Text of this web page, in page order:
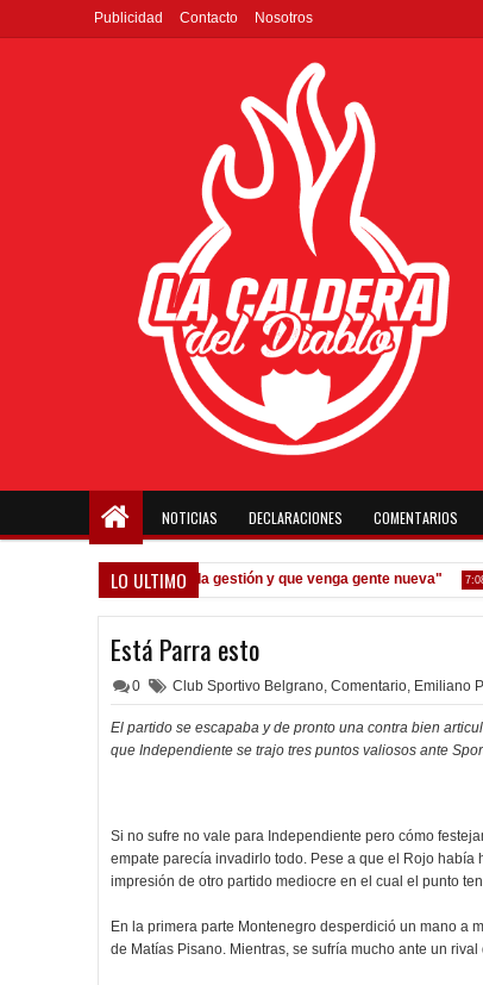
Publicidad Contacto Nosotros
NOTICIAS DECLARACIONES COMENTARIOS
LO ULTIMO
Seoane: "Prefiero dejar la gestión y que venga gente nueva" 7:08 PM
Está Parra esto
0 Club Sportivo Belgrano, Comentario, Emiliano
El partido se escapaba y de pronto una contra bien
que Independiente se trajo tres puntos valiosos ante
Si no sufre no vale para Independiente pero cómo
empate parecía invadirlo todo. Pese a que el Rojo
impresión de otro partido mediocre en el cual el punto
En la primera parte Montenegro desperdició un mano a
de Matías Pisano. Mientras, se sufría mucho ante un